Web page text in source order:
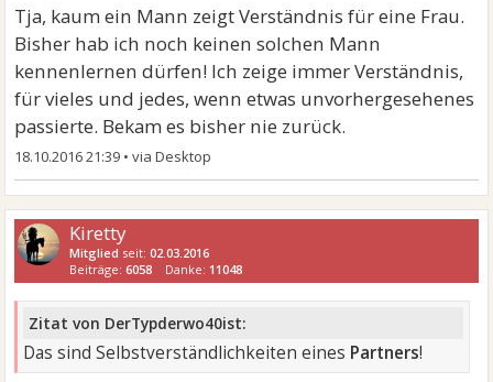
Tja, kaum ein Mann zeigt Verständnis für eine Frau.
Bisher hab ich noch keinen solchen Mann
kennenlernen dürfen! Ich zeige immer Verständnis,
für vieles und jedes, wenn etwas unvorhergesehenes
passierte. Bekam es bisher nie zurück.
18.10.2016 21:39 •
Kiretty
Mitglied seit:02.03.2016
Beiträge:6058 Danke: 11048
Zitat von DerTypderwo40ist:
Das sind Selbstverständlichkeiten eines Partners!